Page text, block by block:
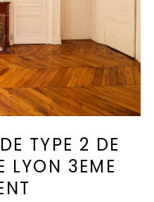
TYPE 2 DE
LYON 3EME